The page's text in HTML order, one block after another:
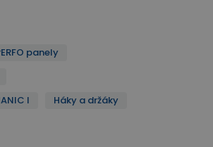
panely
I
Háky a držáky